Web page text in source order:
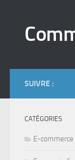
SUIVRE :
CATÉGORIES
E-commerce